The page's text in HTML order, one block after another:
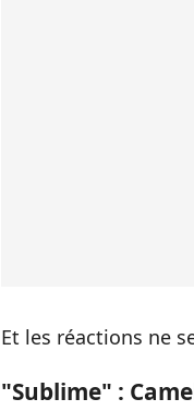
Et les réactions ne
"Sublime" :